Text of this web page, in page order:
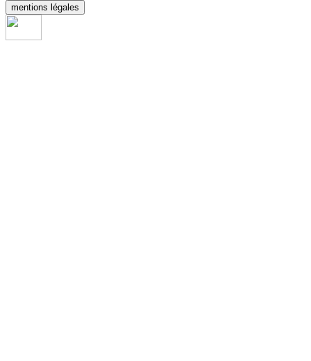
mentions légales